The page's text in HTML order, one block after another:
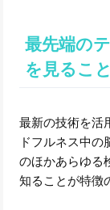
最先端の
を見るこ
最新の技術を活
ドフルネス中
のほかあらゆる
知ることが特徴